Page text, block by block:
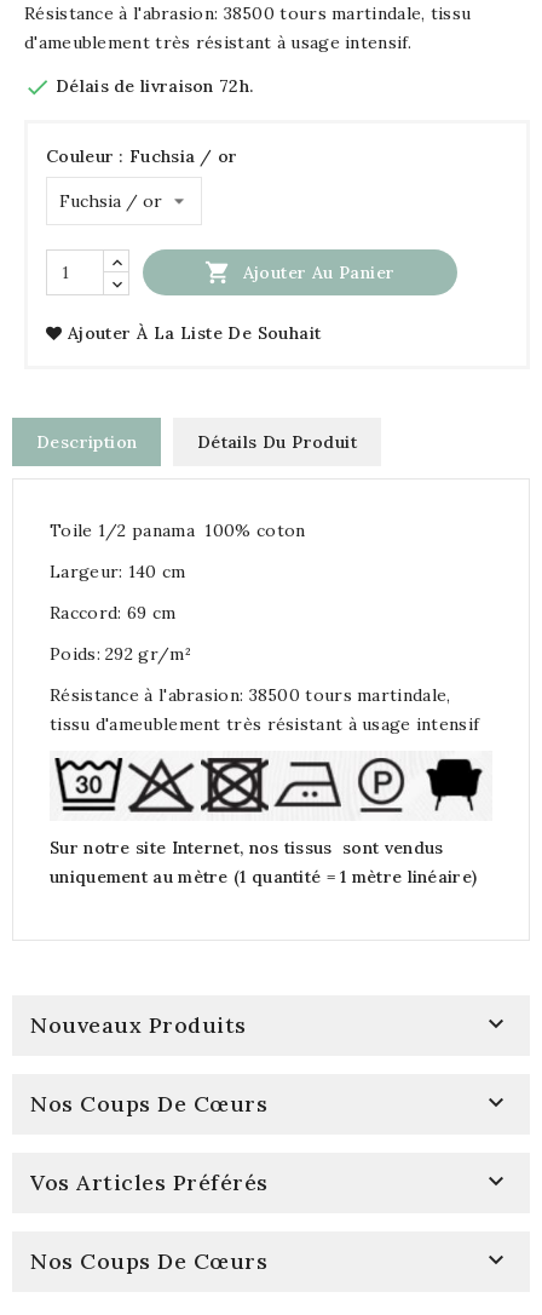
Résistance à l'abrasion: 38500 tours martindale, tissu
d'ameublement très résistant à usage intensif.
 Délais de livraison 72h.
Couleur : Fuchsia / or
 Ajouter Au Panier
Ajouter À La Liste De Souhait
Description Détails Du Produit
Toile 1/2 panama 100% coton
Largeur: 140 cm
Raccord: 69 cm
Poids: 292 gr/m²
Résistance à l'abrasion: 38500 tours martindale,
tissu d'ameublement très résistant à usage intensif
Sur notre site Internet, nos tissus sont vendus
uniquement au mètre (1 quantité = 1 mètre linéaire)
Nouveaux Produits 
Nos Coups De Cœurs 
Vos Articles Préférés 
Nos Coups De Cœurs 